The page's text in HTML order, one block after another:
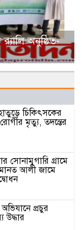
অনুষ্ঠিত-
চিকিৎসকের
মৃত্যু, তদন্তের
সোনামুগারি গ্রামে
আলী জামে
প্রচুর
উদ্ধার